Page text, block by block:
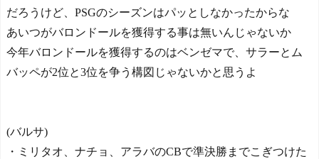
だろうけど、PSGのシーズンはパッとしなかったからな
あいつがバロンドールを獲得する事は無いんじゃないか
今年バロンドールを獲得するのはベンゼマで、サラーとム
バッペが2位と3位を争う構図じゃないかと思うよ
(バルサ)
・ミリタオ、ナチョ、アラバのCBで準決勝までこぎつけた